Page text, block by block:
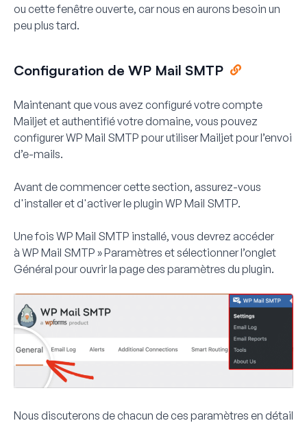
ou cette fenêtre ouverte, car nous en aurons besoin un
peu plus tard.
Configuration de WP Mail SMTP
Maintenant que vous avez configuré votre compte
Mailjet et authentifié votre domaine, vous pouvez
configurer WP Mail SMTP pour utiliser Mailjet pour l’envoi
d’e-mails.
Avant de commencer cette section, assurez-vous
d'installer et d'activer le plugin WP Mail SMTP.
Une fois WP Mail SMTP installé, vous devrez accéder
à WP Mail SMTP » Paramètres et sélectionner l’onglet
Général pour ouvrir la page des paramètres du plugin.
Nous discuterons de chacun de ces paramètres en détail